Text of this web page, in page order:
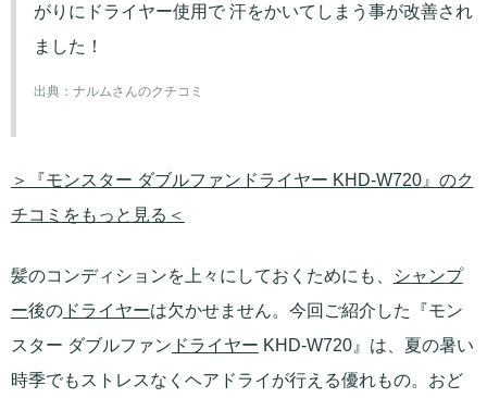
がりにドライヤー使用で 汗をかいてしまう事が改善され
ました！
出典： ナルムさんのクチコミ
＞『モンスター ダブルファンドライヤー KHD-W720』のク
チコミをもっと見る＜
髪のコンディションを上々にしておくためにも、
シャンプ
ー後のドライヤーは欠かせません。今回ご紹介した『モン
スター ダブルファン ドライヤー KHD-W720』は、夏の暑い
時季でもストレスなくヘアドライが行える優れもの。おど